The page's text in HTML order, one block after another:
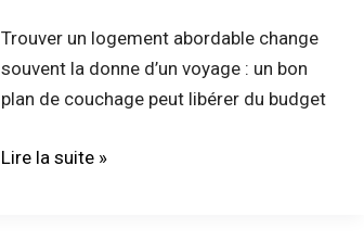
Trouver un logement abordable change
souvent la donne d’un voyage : un bon
plan de couchage peut libérer du budget
et
alternatives
Lire la suite »